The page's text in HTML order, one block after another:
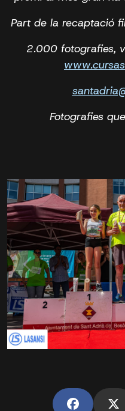
Part de la recaptació
2.000 fotografies,
Fotografies